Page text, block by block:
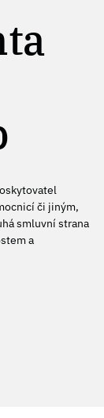
či jiným,
smluvní strana
a